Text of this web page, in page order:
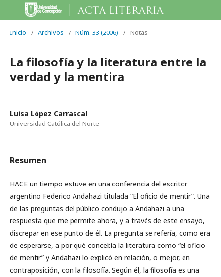
Inicio / Archivos / Núm. 33 (2006) / Notas
La filosofía y la literatura entre la
verdad y la mentira
Luisa López Carrascal
Universidad Católica del Norte
Resumen
HACE un tiempo estuve en una conferencia del escritor
argentino Federico Andahazi titulada “El oficio de mentir”. Una
de las preguntas del público condujo a Andahazi a una
respuesta que me permite ahora, y a través de este ensayo,
discrepar en ese punto de él. La pregunta se refería, como era
de esperarse, a por qué concebía la literatura como “el oficio
de mentir” y Andahazi lo explicó en relación, o mejor, en
contraposición, con la filosofía. Según él, la filosofía es una